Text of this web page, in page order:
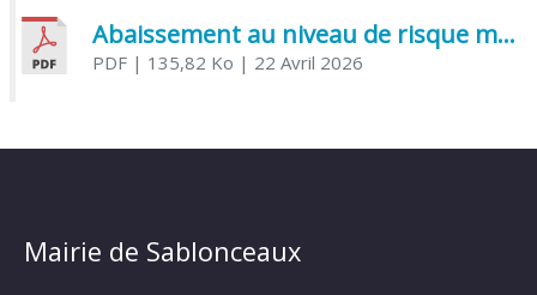
Abaissement au niveau de risque modéré de l’Influenza aviaire
PDF| 135,82 Ko | 22 Avril 2026
Mairie de Sablonceaux